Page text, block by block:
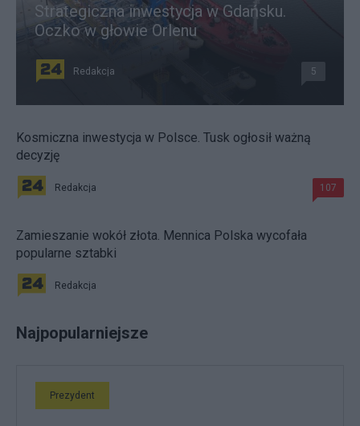
Strategiczna inwestycja w Gdańsku.
Oczko w głowie Orlenu
Redakcja 5
Kosmiczna inwestycja w Polsce. Tusk ogłosił ważną
decyzję
Redakcja 107
Zamieszanie wokół złota. Mennica Polska wycofała
popularne sztabki
Redakcja
Najpopularniejsze
Prezydent